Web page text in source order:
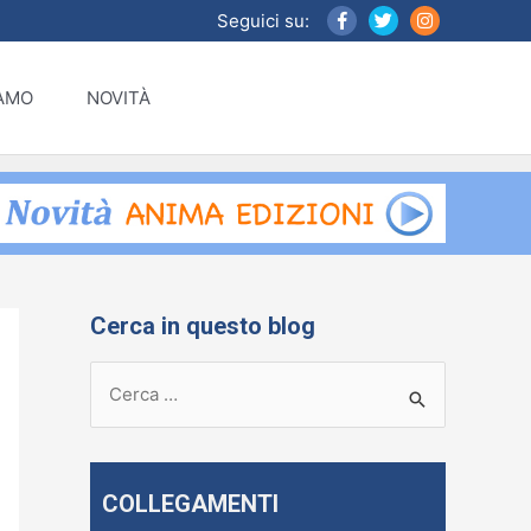
Seguici su:
NOVITÀ
Cerca in questo blog
COLLEGAMENTI